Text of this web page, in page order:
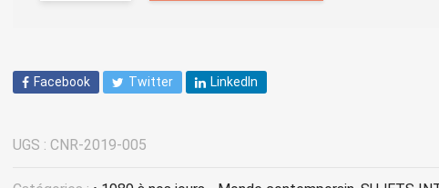
Facebook Twitter LinkedIn
UGS : CNR-2019-005